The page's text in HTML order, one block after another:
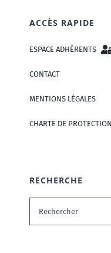
ACCÈS RAPIDE
ESPACE ADHÉRENTS
CONTACT
MENTIONS LÉGALES
CHARTE DE
RECHERCHE
Rechercher: